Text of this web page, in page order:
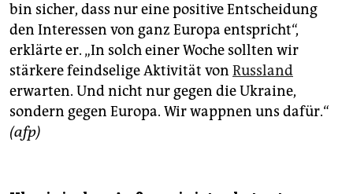
bin sicher, dass nur eine positive Entscheidung
den Interessen von ganz Europa entspricht“,
erklärte er. „In solch einer Woche sollten wir
stärkere feindselige Aktivität von Russland
erwarten. Und nicht nur gegen die Ukraine,
sondern gegen Europa. Wir wappnen uns dafür.“
(afp)